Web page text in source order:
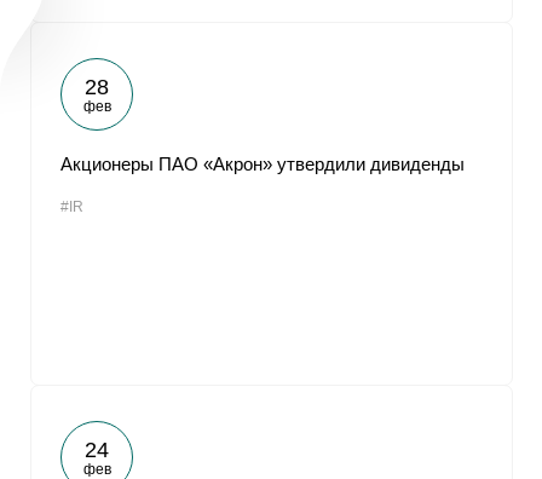
28
фев
Акционеры ПАО «Акрон» утвердили дивиденды
#IR
24
фев